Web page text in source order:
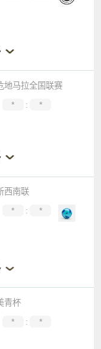
地马拉全国联赛
* :
*
西南联
* :
*
青杯
* :
*